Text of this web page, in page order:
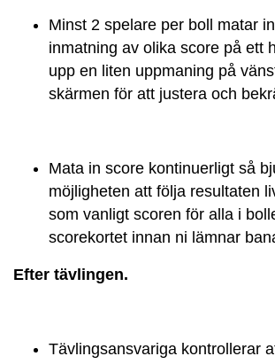
Minst 2 spelare per boll matar
inmatning av olika score på ett
upp en liten uppmaning på
skärmen för att justera och
Mata in score kontinuerligt så
möjligheten att följa resultaten
som vanligt scoren för alla i
scorekortet innan ni lämnar
Efter tävlingen.
Tävlingsansvariga kontrollerar